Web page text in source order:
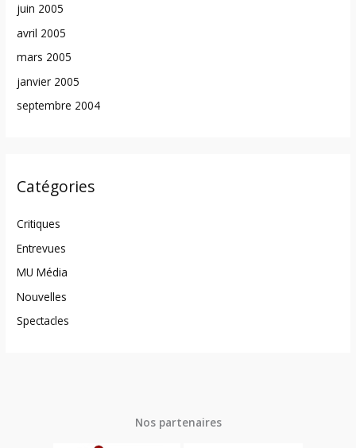
juin 2005
avril 2005
mars 2005
janvier 2005
septembre 2004
Catégories
Critiques
Entrevues
MU Média
Nouvelles
Spectacles
Nos partenaires